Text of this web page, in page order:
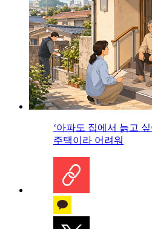
‘아파도 집에서 늙고
주택이라 어려워